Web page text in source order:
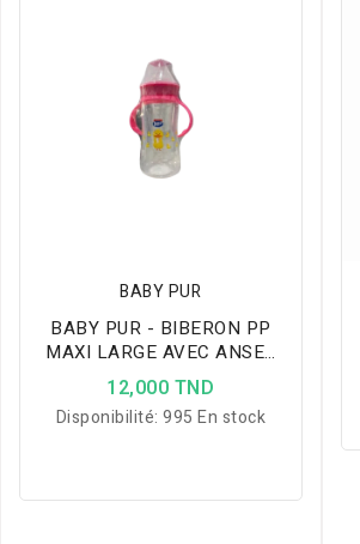
BABY PUR
BABY PUR - BIBERON PP
MAXI LARGE AVEC ANSES
ET COUVERCLE TORSADE
360ML
12,000 TND
Disponibilité:995 En stock